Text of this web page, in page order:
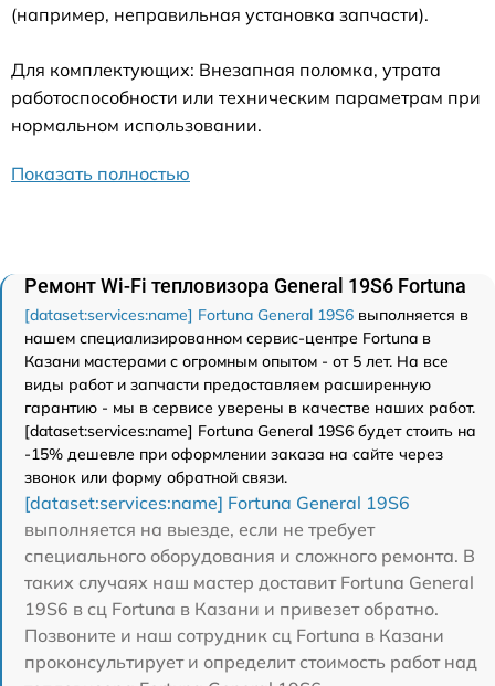
(например, неправильная установка запчасти).
Для комплектующих: Внезапная поломка, утрата
работоспособности или техническим параметрам при
нормальном использовании.
Показать полностью
Ремонт Wi-Fi тепловизора General 19S6 Fortuna
[dataset:services:name] Fortuna General 19S6 выполняется в
нашем специализированном сервис-центре Fortuna в
Казани мастерами с огромным опытом - от 5 лет. На все
виды работ и запчасти предоставляем расширенную
гарантию - мы в сервисе уверены в качестве наших работ.
[dataset:services:name] Fortuna General 19S6 будет стоить на
-15% дешевле при оформлении заказа на сайте через
звонок или форму обратной связи.
[dataset:services:name] Fortuna General 19S6
выполняется на выезде, если не требует
специального оборудования и сложного ремонта. В
таких случаях наш мастер доставит Fortuna General
19S6 в сц Fortuna в Казани и привезет обратно.
Позвоните и наш сотрудник сц Fortuna в Казани
проконсультирует и определит стоимость работ над